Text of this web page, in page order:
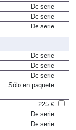
De serie
De serie
De serie
De serie
De serie
225 €
De serie